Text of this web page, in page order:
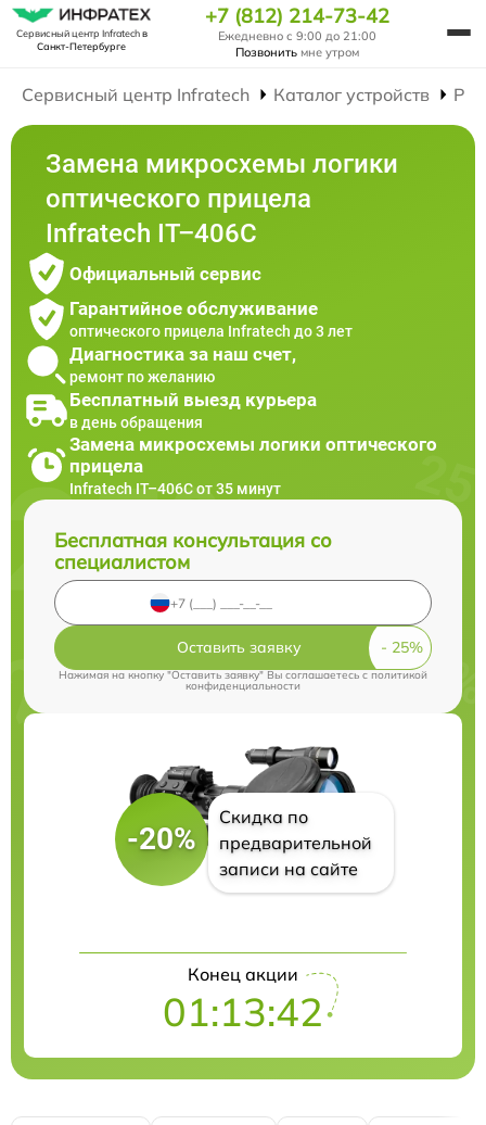
Сервисный центр Infratechв
Санкт-Петербурге
+7 (812) 214-73-42
Ежедневно с 9:00 до 21:00
Позвонить мне утром
Сервисный центр Infratech Каталог устройств
Замена микросхемы логики
оптического прицела
Infratech IT–406С
Официальный сервис
Гарантийное обслуживание
оптического прицела Infratech до 3 лет
Диагностика за наш счет,
ремонт по желанию
Бесплатный выезд курьера
в день обращения
Замена микросхемы логики оптического
прицела
Infratech IT–406С от 35 минут
Бесплатная консультация со
специалистом
Оставить заявку
Нажимая на кнопку "Оставить заявку" Вы соглашаетесь cполитикой
конфиденциальности
-20%
Скидка по
предварительной
записи на сайте
Конец акции
01:13:42